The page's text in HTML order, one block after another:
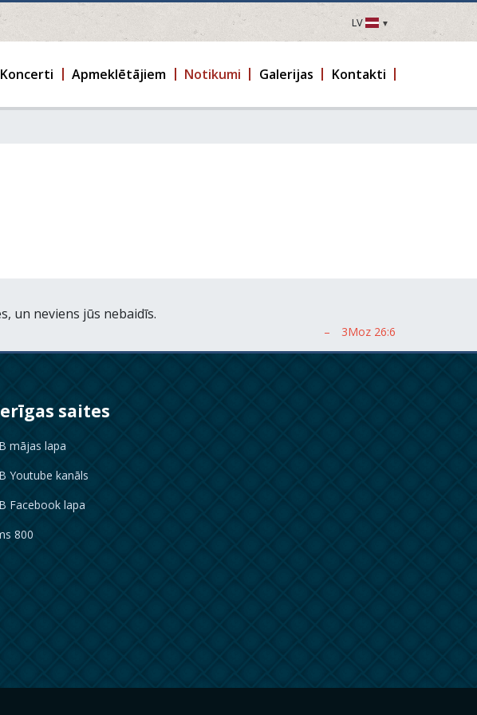
LV
LV
FR
Koncerti Apmeklētājiem Notikumi Galerijas Kontakti
un neviens jūs nebaidīs.
saites
mājas lapa
Youtube kanāls
Facebook lapa
800